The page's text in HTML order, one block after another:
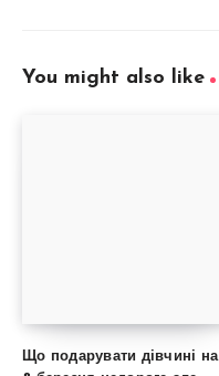
You might also like
Що подарувати дівчині на